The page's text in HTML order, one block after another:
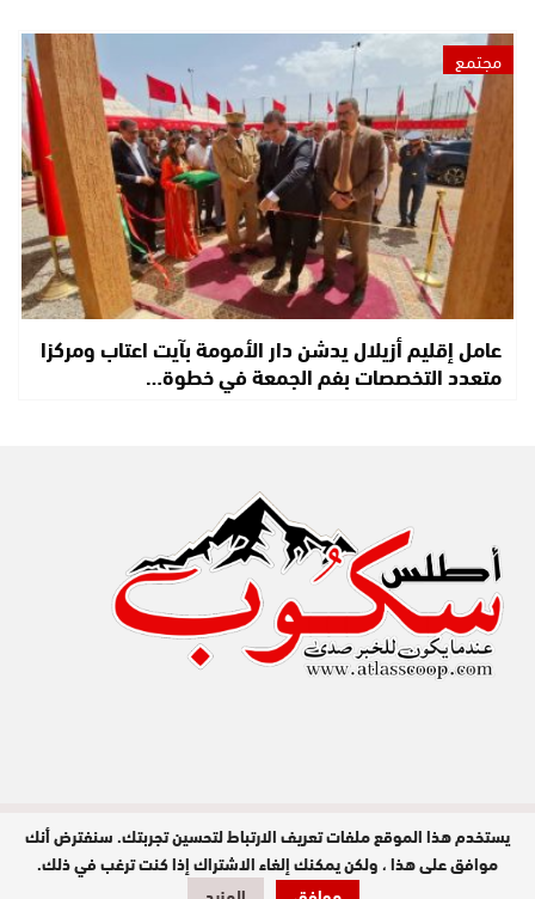
مجتمع
عامل إقليم أزيلال يدشن دار الأمومة بآيت اعتاب ومركزا
متعدد التخصصات بفم الجمعة في خطوة…
مدير النشر : عبد الله عزي / جميع الحقوق
محفوظة © 2026
تصميم وبرمجة
يستخدم هذا الموقع ملفات تعريف الارتباط لتحسين تجربتك. سنفترض أنك
موافق على هذا ، ولكن يمكنك إلغاء الاشتراك إذا كنت ترغب في ذلك.